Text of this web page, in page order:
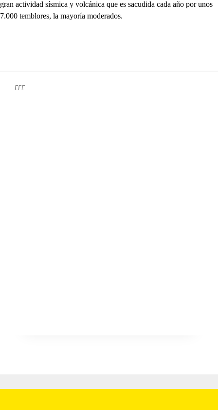
gran actividad sísmica y volcánica que es sacudida cada año por unos
7.000 temblores, la mayoría moderados.
EFE